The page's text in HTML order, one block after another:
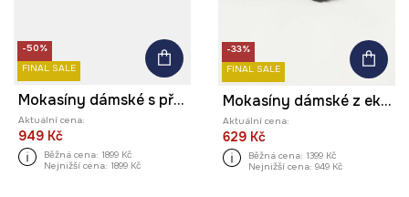
-50%
FINAL SALE
Mokasíny dámské s přírodní kůží
Aktuální cena:
949 Kč
Běžná cena: 1899 Kč
Nejnižší cena: 1899 Kč
-33%
FINAL SALE
Mokasíny dámské z eko-kůže černá barva
Aktuální cena:
629 Kč
Běžná cena: 1399 Kč
Nejnižší cena: 949 Kč